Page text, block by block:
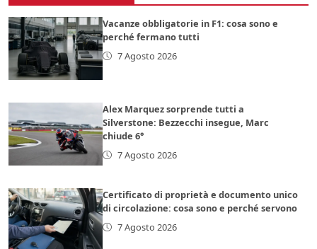
Vacanze obbligatorie in F1: cosa sono e
perché fermano tutti
7 Agosto 2026
Alex Marquez sorprende tutti a
Silverstone: Bezzecchi insegue, Marc
chiude 6°
7 Agosto 2026
Certificato di proprietà e documento unico
di circolazione: cosa sono e perché servono
7 Agosto 2026